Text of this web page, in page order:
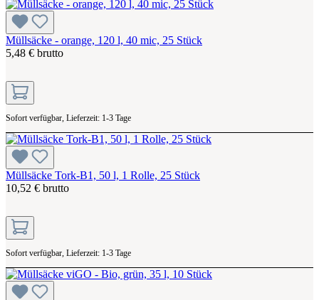
Müllsäcke - orange, 120 l, 40 mic, 25 Stück
5,48 € brutto
Sofort verfügbar, Lieferzeit: 1-3 Tage
Müllsäcke Tork-B1, 50 l, 1 Rolle, 25 Stück
10,52 € brutto
Sofort verfügbar, Lieferzeit: 1-3 Tage